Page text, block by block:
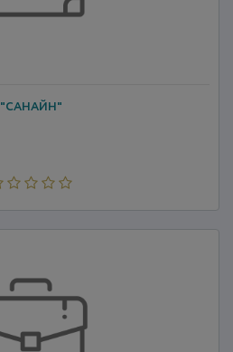
"САНАЙН"